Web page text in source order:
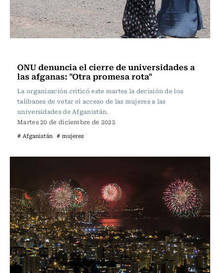
ONU denuncia el cierre de universidades a
las afganas: "Otra promesa rota"
La organización criticó este martes la decisión de los
talibanes de vetar el acceso de las mujeres a las
universidades de Afganistán.
Martes 20 de diciembre de 2022
# Afganistán # mujeres